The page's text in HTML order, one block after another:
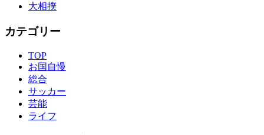
大相撲
カテゴリー
TOP
お国自慢
総合
サッカー
芸能
ライフ